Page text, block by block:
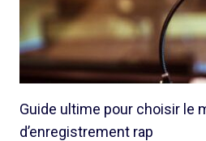
Guide ultime pour choisir le
d’enregistrement rap